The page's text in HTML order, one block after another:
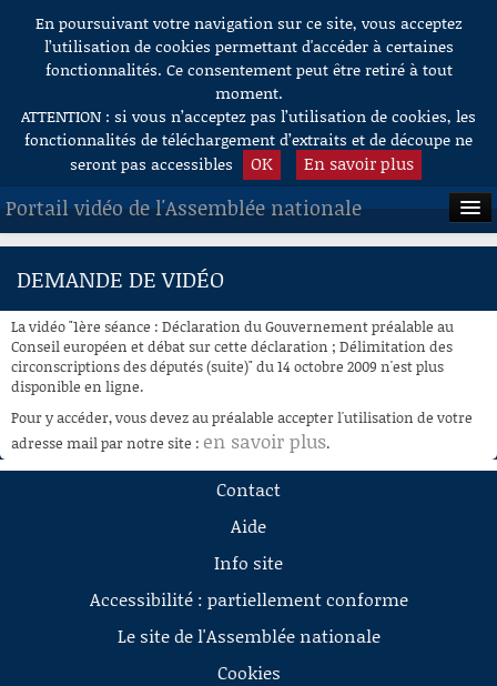
Aller au contenu
En poursuivant votre navigation sur ce site, vous acceptez
l’utilisation de cookies permettant d'accéder à certaines
fonctionnalités. Ce consentement peut être retiré à tout
moment.
ATTENTION : si vous n’acceptez pas l’utilisation de cookies, les
fonctionnalités de téléchargement d’extraits et de découpe ne
seront pas accessibles
OK En savoir plus
Portail vidéo de l'Assemblée nationale
ACCUEIL
À LA DEMANDE
RECHERCHE
AIDE À LA DÉCOUPE
DE VIDÉOS
DEMANDE DE VIDÉO
La vidéo "1ère séance : Déclaration du Gouvernement préalable au
Conseil européen et débat sur cette déclaration ; Délimitation des
circonscriptions des députés (suite)" du 14 octobre 2009 n'est plus
disponible en ligne.
Pour y accéder, vous devez au préalable accepter l'utilisation de votre
adresse mail par notre site : en savoir plus.
Contact
Aide
Info site
Accessibilité : partiellement conforme
Le site de l'Assemblée nationale
Cookies